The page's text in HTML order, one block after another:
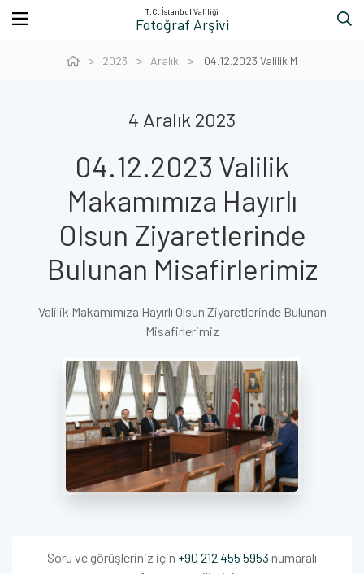
T.C. İstanbul Valiliği
Fotoğraf Arşivi
2023 Aralık 04.12.2023 Valilik M
4 Aralık 2023
04.12.2023 Valilik
Makamımıza Hayırlı
Olsun Ziyaretlerinde
Bulunan Misafirlerimiz
Valilik Makamımıza Hayırlı Olsun Ziyaretlerinde Bulunan
Misafirlerimiz
Soru ve görüşleriniz için +90 212 455 5953 numaralı